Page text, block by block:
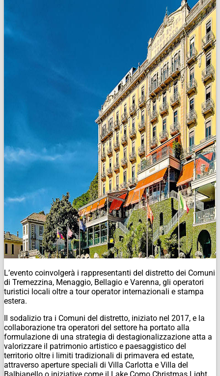
L’evento coinvolgerà i rappresentanti del distretto dei Comuni
di Tremezzina, Menaggio, Bellagio e Varenna, gli operatori
turistici locali oltre a tour operator internazionali e stampa
estera.
Il sodalizio tra i Comuni del distretto, iniziato nel 2017, e la
collaborazione tra operatori del settore ha portato alla
formulazione di una strategia di destagionalizzazione atta a
valorizzare il patrimonio artistico e paesaggistico del
territorio oltre i limiti tradizionali di primavera ed estate,
attraverso aperture speciali di Villa Carlotta e Villa del
Balbianello o iniziative come il Lake Como Christmas Light,